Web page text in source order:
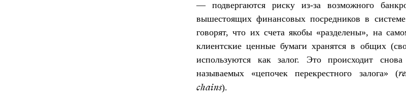
— подвергаются риску из-за возможного
вышестоящих финансовых посредников в
говорят, что их счета якобы «разделены», на
клиентские ценные бумаги хранятся в общих
используются как залог. Это происходит
называемых «цепочек перекрестного залога» (
chains).